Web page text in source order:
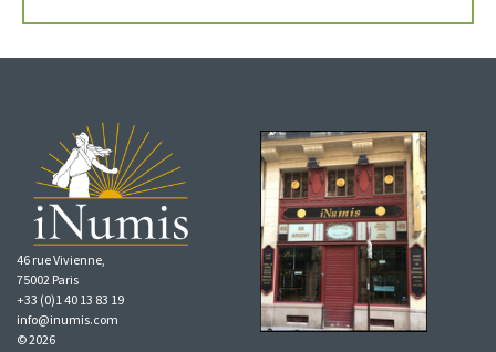
46 rue Vivienne,
75002 Paris
+33 (0)1 40 13 83 19
info@inumis.com
© 2026